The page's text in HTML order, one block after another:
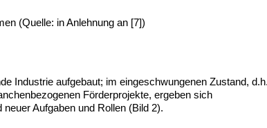
(Quelle: in Anlehnung an [7])
Industrie aufgebaut; im eingeschwungenen Zustand,
Förderprojekte, ergeben sich
Aufgaben und Rollen (Bild 2).